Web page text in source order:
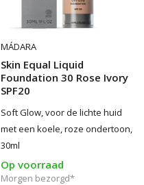
MÁDARA
Skin Equal Liquid
Foundation 30 Rose Ivory
SPF20
Soft Glow, voor de lichte huid
met een koele, roze ondertoon,
30ml
Op voorraad
Morgen bezorgd*